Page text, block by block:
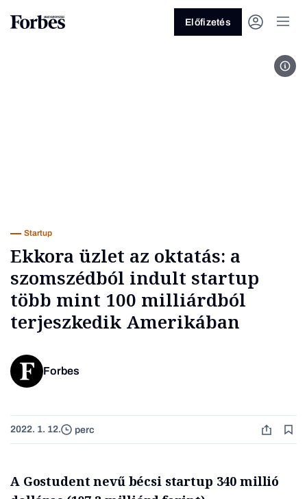
Előfizetés
Startup
Ekkora üzlet az oktatás: a
szomszédból indult startup
több mint 100 milliárdból
terjeszkedik Amerikában
Forbes
2022. 1. 12. perc
A Gostudent nevű bécsi startup 340 millió